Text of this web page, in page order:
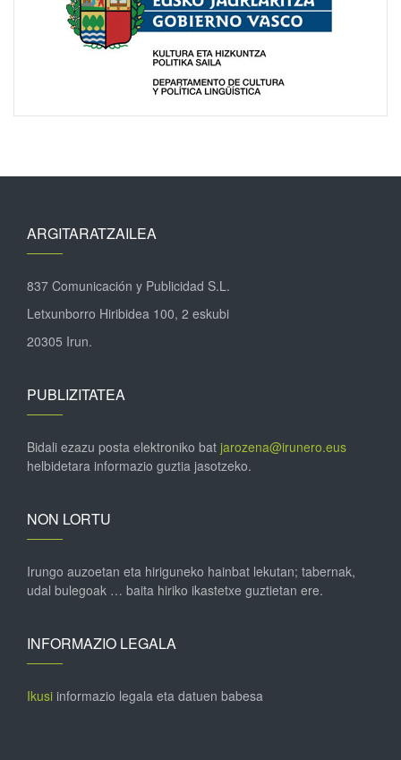
ARGITARATZAILEA
837 Comunicación y Publicidad S.L.
Letxunborro Hiribidea 100, 2 eskubi
20305 Irun.
PUBLIZITATEA
Bidali ezazu posta elektroniko bat jarozena@irunero.eus
helbidetara informazio guztia jasotzeko.
NON LORTU
Irungo auzoetan eta hiriguneko hainbat lekutan; tabernak,
udal bulegoak … baita hiriko ikastetxe guztietan ere.
INFORMAZIO LEGALA
Ikusi informazio legala eta datuen babesa